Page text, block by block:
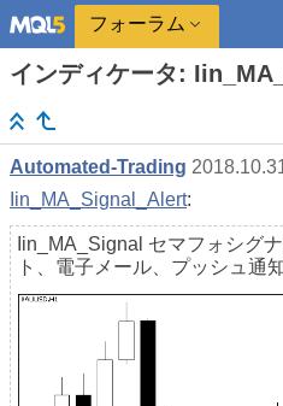
フォーラム
インディケータ:
Automated-Trading
Iin_MA_Signal_Alert:
Iin_MA_Signal セマフォシグ
ト、電子メール、プッシュ通